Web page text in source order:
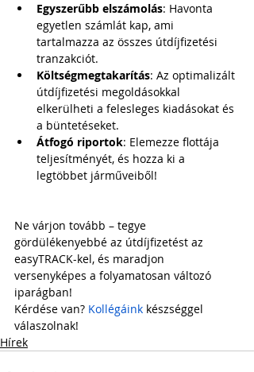
Egyszerűbb elszámolás: Havonta
egyetlen számlát kap, ami
tartalmazza az összes útdíjfizetési
tranzakciót.
Költségmegtakarítás: Az optimalizált
útdíjfizetési megoldásokkal
elkerülheti a felesleges kiadásokat és
a büntetéseket.
Átfogó riportok: Elemezze flottája
teljesítményét, és hozza ki a
legtöbbet járműveiből!
Ne várjon tovább – tegye
gördülékenyebbé az útdíjfizetést az
easyTRACK-kel, és maradjon
versenyképes a folyamatosan változó
iparágban!
Kérdése van? Kollégáink készséggel
válaszolnak!
Hírek